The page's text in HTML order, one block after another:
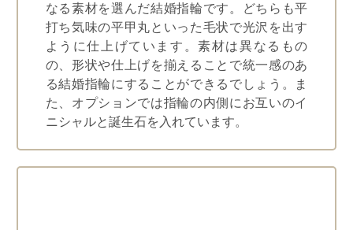
なる素材を選んだ結婚指輪です。どちらも平
打ち気味の平甲丸といった毛状で光沢を出す
ように仕上げています。素材は異なるもの
の、形状や仕上げを揃えることで統一感のあ
る結婚指輪にすることができるでしょう。ま
た、オプションでは指輪の内側にお互いのイ
ニシャルと誕生石を入れています。